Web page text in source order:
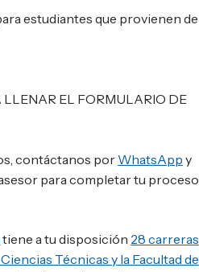
estudiantes que provienen de
LLENAR EL FORMULARIO DE
contáctanos por WhatsApp y
para completar tu proceso
tiene a tu disposición 28 carreras
Técnicas y la Facultad de